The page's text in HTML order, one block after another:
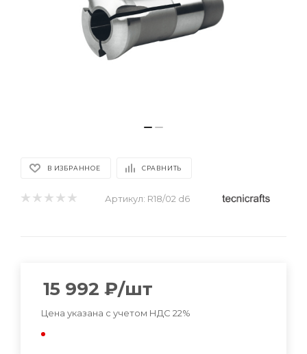
В ИЗБРАННОЕ СРАВНИТЬ
Артикул: R18/02 d6
15 992 ₽/шт
Цена указана с учетом НДС 22%